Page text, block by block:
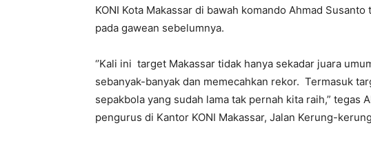
KONI Kota Makassar di bawah komando Ahmad
pada gawean sebelumnya.
‘’Kali ini target Makassar tidak hanya sekadar juara
sebanyak-banyak dan memecahkan rekor. Termasuk
sepakbola yang sudah lama tak pernah kita raih,” tegas
pengurus di Kantor KONI Makassar, Jalan Kerung-